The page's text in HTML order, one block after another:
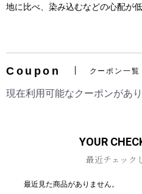
地に比べ、染み込むなどの心配が低
Coupon クーポン一覧
現在利用可能なクーポンがあ
YOUR
最近チェック
最近見た商品がありません。